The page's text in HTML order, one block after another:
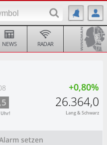
NEWS RADAR
Uhr!
+0,80%
26.364,0
Lang & Schwarz
setzen